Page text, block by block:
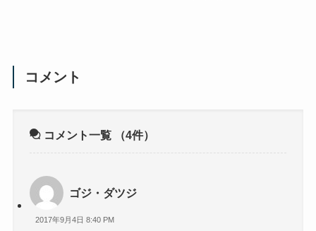
コメント
コメント一覧 （4件）
ゴジ・ダツジ
2017年9月4日 8:40 PM